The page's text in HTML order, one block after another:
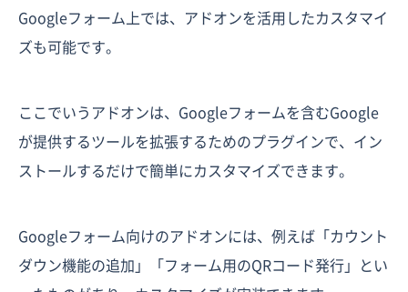
Googleフォーム上では、アドオンを活用したカスタマイ
ズも可能です。
ここでいうアドオンは、Googleフォームを含むGoogle
が提供するツールを拡張するためのプラグインで、イン
ストールするだけで簡単にカスタマイズできます。
Googleフォーム向けのアドオンには、例えば「カウント
ダウン機能の追加」「フォーム用のQRコード発行」とい